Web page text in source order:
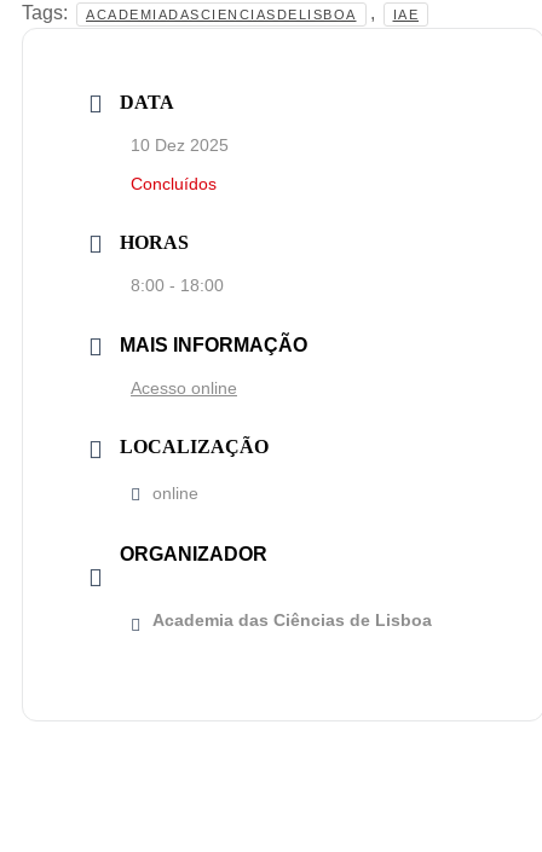
Tags: ACADEMIADASCIENCIASDELISBOA , IAE
DATA
10 Dez 2025
Concluídos
HORAS
8:00 - 18:00
MAIS INFORMAÇÃO
Acesso online
LOCALIZAÇÃO
online
ORGANIZADOR
Academia das Ciências de Lisboa